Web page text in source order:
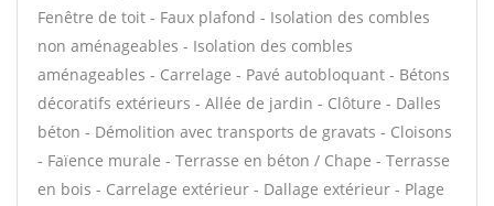
Fenêtre de toit - Faux plafond - Isolation des combles
non aménageables - Isolation des combles
aménageables - Carrelage - Pavé autobloquant - Bétons
décoratifs extérieurs - Allée de jardin - Clôture - Dalles
béton - Démolition avec transports de gravats - Cloisons
- Faïence murale - Terrasse en béton / Chape - Terrasse
en bois - Carrelage extérieur - Dallage extérieur - Plage